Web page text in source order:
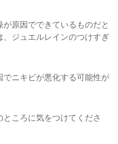
原因でできているものだと
、ジュエルレインのつけすぎ
ニキビが悪化する可能性が
ころに気をつけてくださ